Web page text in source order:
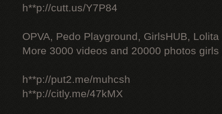
h**p://cutt.us/Y7P84
OPVA, Pedo Playground, GirlsHUB, Lolita
More 3000 videos and 20000 photos
h**p://put2.me/muhcsh
h**p://citly.me/47kMX